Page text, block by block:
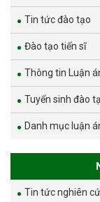
Tin tức đào tạo
Đào tạo tiến sĩ
Thông tin Luận
Tuyển sinh đào
Danh mục luận
Tin tức nghiên